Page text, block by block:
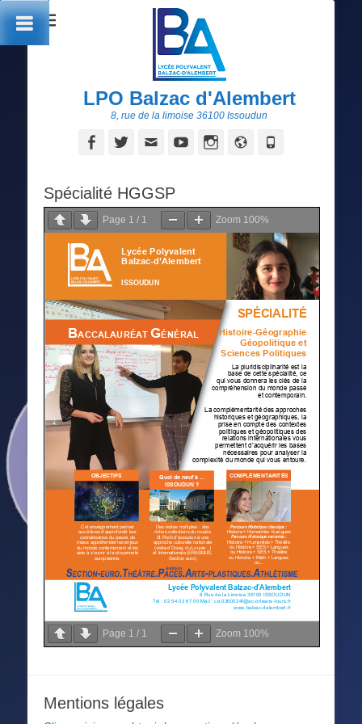
LPO Balzac d'Alembert
8, rue de la limoise 36100 Issoudun
FacebookTwitterAdresseYouTubeInstagram
Site
Spécialité HGGSP
Page 1 / 1 Zoom 100%
Page 1 / 1 Zoom 100%
Mentions légales